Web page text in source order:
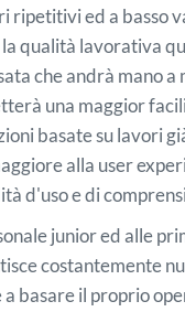
ripetitivi ed a basso
qualità lavorativa
che andrà mano a
una maggior
basate su lavori
alla user
d'uso e di
junior ed alle
costantemente
basare il proprio